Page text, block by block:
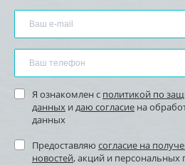
Я ознакомлен с политикой по
данных и даю согласие на
данных
Предоставляю согласие на
новостей, акций и персональных